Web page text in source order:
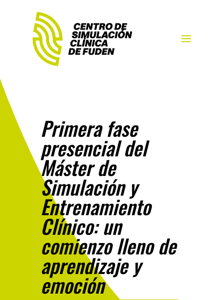
Primera fase
presencial del
Máster de
Simulación y
Entrenamiento
Clínico: un
comienzo lleno de
aprendizaje y
emoción